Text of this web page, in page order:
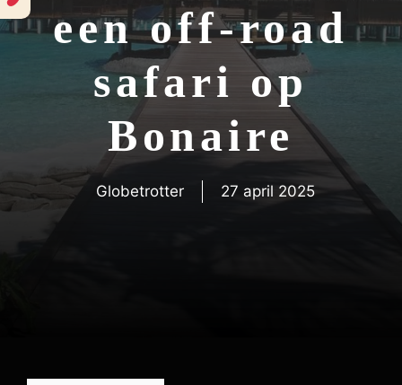
een off-road
safari op
Bonaire
Globetrotter 27 april 2025